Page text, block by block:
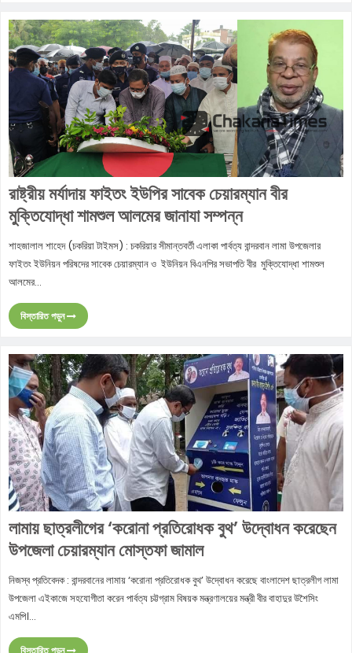
রাষ্ট্রীয় মর্যাদায় ফাইতং ইউপির সাবেক চেয়ারম্যান বীর
মুক্তিযোদ্ধা শামশুল আলমের জানাযা সম্পন্ন
শাহজালাল শাহেদ (চকরিয়া টাইমস) : চকরিয়ার সীমান্তবর্তী এলাকা পার্বত্য বান্দরবান লামা উপজেলার
ফাইতং ইউনিয়ন পরিষদের সাবেক চেয়ারম্যান ও ইউনিয়ন বিএনপির সভাপতি বীর মুক্তিযোদ্ধা শামশুল
আলমের...
বিস্তারিত পড়ুন
লামায় ছাত্রলীগের ‘করোনা প্রতিরোধক বুথ’ উদ্বোধন করেছেন
উপজেলা চেয়ারম্যান মোস্তফা জামাল
নিজস্ব প্রতিবেদক : বান্দরবানের লামায় ‘করোনা প্রতিরোধক বুথ’ উদ্বোধন করেছে বাংলাদেশ ছাত্রলীগ লামা
উপজেলা এইকাজে সহযোগীতা করেন পার্বত্য চট্টগ্রাম বিষয়ক মন্ত্রণালয়ের মন্ত্রী বীর বাহাদুর উশৈসিং
এমপি।...
বিস্তারিত পড়ুন